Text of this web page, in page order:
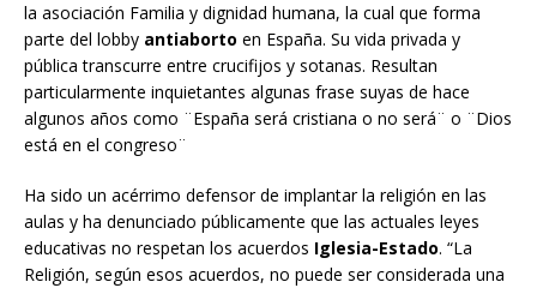
la asociación Familia y dignidad humana, la cual que forma
parte del lobby antiaborto en España. Su vida privada y
pública transcurre entre crucifijos y sotanas. Resultan
particularmente inquietantes algunas frase suyas de hace
algunos años como ¨España será cristiana o no será¨ o ¨Dios
está en el congreso¨
Ha sido un acérrimo defensor de implantar la religión en las
aulas y ha denunciado públicamente que las actuales leyes
educativas no respetan los acuerdos Iglesia-Estado. “La
Religión, según esos acuerdos, no puede ser considerada una